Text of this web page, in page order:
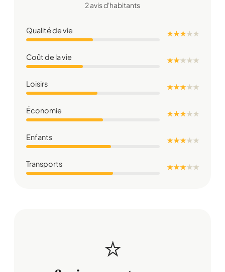
2 avis d'habitants
Qualité de vie ★ ★ ★★★
Coût de la vie ★ ★★★★
Loisirs ★ ★ ★★★
Économie ★ ★ ★★★
Enfants ★ ★ ★★★
Transports ★ ★ ★★★
⭐